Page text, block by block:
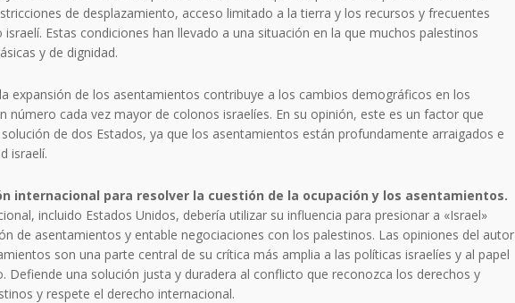
de desplazamiento, acceso limitado a la tierra y los recursos y frecuentes
Estas condiciones han llevado a una situación en la que muchos palestinos
y de dignidad.
expansión de los asentamientos contribuye a los cambios demográficos en los
número cada vez mayor de colonos israelíes. En su opinión, este es un factor que
de dos Estados, ya que los asentamientos están profundamente arraigados e
israelí.
internacional para resolver la cuestión de la ocupación y los asentamientos.
incluido Estados Unidos, debería utilizar su influencia para presionar a «Israel»
de asentamientos y entable negociaciones con los palestinos. Las opiniones del autor
son una parte central de su crítica más amplia a las políticas israelíes y al papel
Defiende una solución justa y duradera al conflicto que reconozca los derechos y
y respete el derecho internacional.